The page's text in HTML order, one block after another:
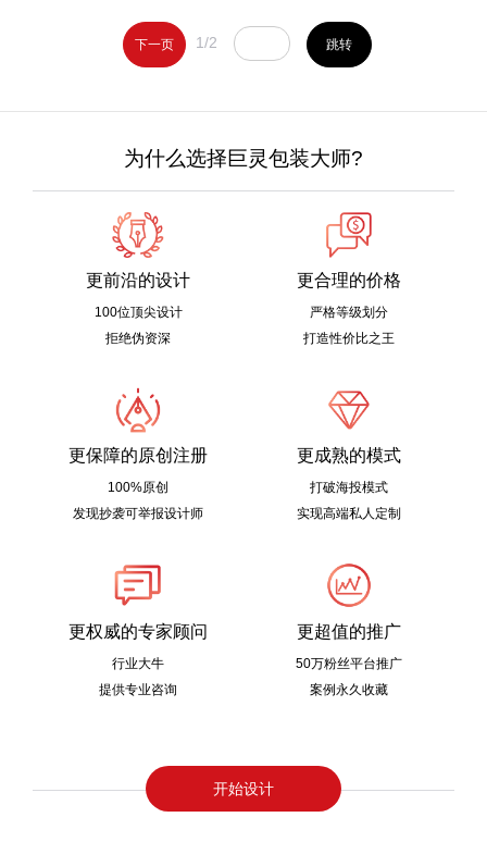
下一页 1/2 跳转
为什么选择巨灵包装大师?
更前沿的设计
100位顶尖设计
拒绝伪资深
更合理的价格
严格等级划分
打造性价比之王
更保障的原创注册
100%原创
发现抄袭可举报设计师
更成熟的模式
打破海投模式
实现高端私人定制
更权威的专家顾问
行业大牛
提供专业咨询
更超值的推广
50万粉丝平台推广
案例永久收藏
开始设计